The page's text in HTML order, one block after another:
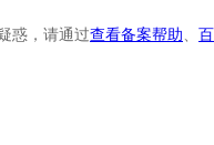
惑，请通过查看备案帮助